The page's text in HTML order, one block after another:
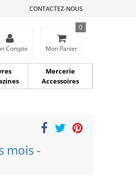
CONTACTEZ-NOUS
Compte Mon Panier
0
Mercerie
Accessoires
mois -